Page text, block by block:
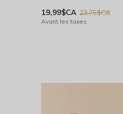
19,99$CA 23,75$CA
Avant les taxes